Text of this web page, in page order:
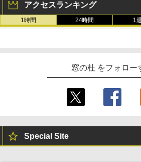
アクセスランキング
1時間 24時間 1
窓の杜 をフォロー
Special Site